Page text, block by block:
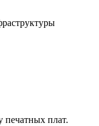
печатных плат.